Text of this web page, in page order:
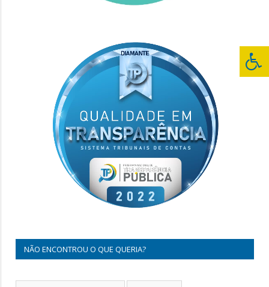
NÃO ENCONTROU O QUE QUERIA?